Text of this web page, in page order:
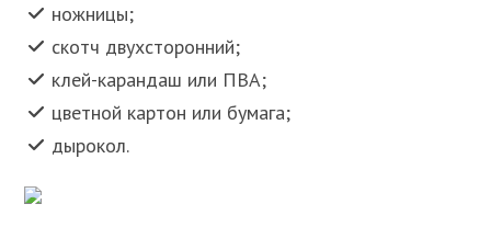
ножницы;
скотч двухсторонний;
клей-карандаш или ПВА;
цветной картон или бумага;
дырокол.